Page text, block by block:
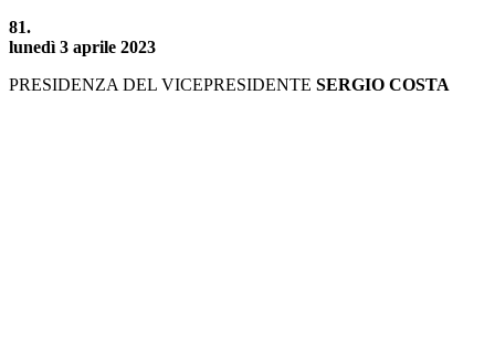
81.
lunedì 3 aprile 2023
PRESIDENZA DEL VICEPRESIDENTE SERGIO COSTA